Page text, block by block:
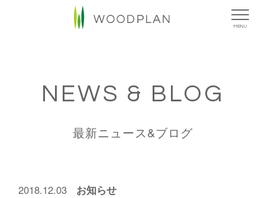
NEWS & BLOG
最新ニュース&ブログ
2018.12.03 お知らせ
MENU